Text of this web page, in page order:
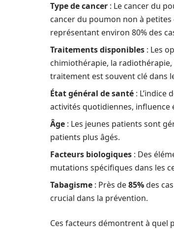
Type de cancer : Le cancer du
cancer du poumon non à petites
représentant environ 80% des
Traitements disponibles : Les
chimiothérapie, la radiothérapie,
traitement est souvent clé dans
État général de santé : L’indice
activités quotidiennes,
Âge : Les jeunes patients sont
patients plus âgés.
Facteurs biologiques : Des
mutations spécifiques dans les
Tabagisme : Près de85%des
crucial dans la prévention.
Ces facteurs démontrent à quel